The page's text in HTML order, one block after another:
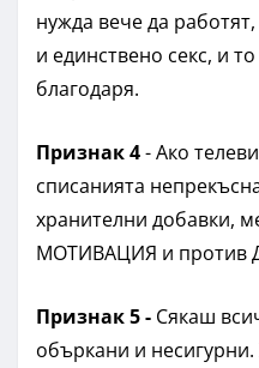
нужда вече да
и единствено секс, и
благодаря.
Признак 4- Ако
списанията
хранителни добавки,
МОТИВАЦИЯ и против
Признак 5 - Сякаш
объркани и